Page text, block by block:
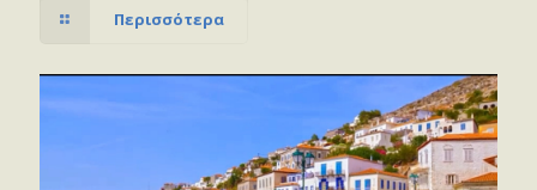
Περισσότερα